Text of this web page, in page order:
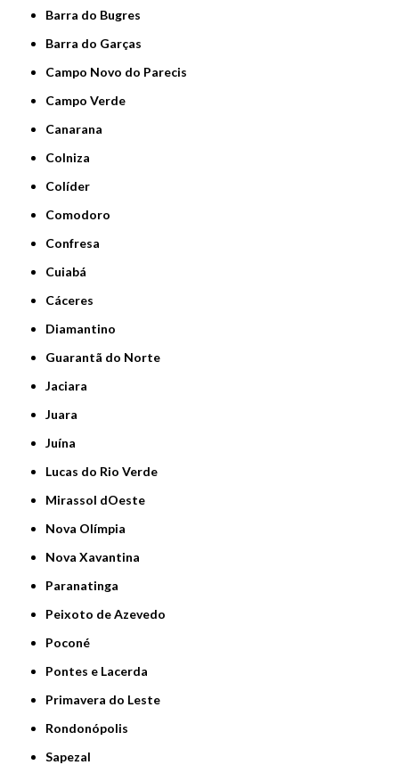
Barra do Bugres
Barra do Garças
Campo Novo do Parecis
Campo Verde
Canarana
Colniza
Colíder
Comodoro
Confresa
Cuiabá
Cáceres
Diamantino
Guarantã do Norte
Jaciara
Juara
Juína
Lucas do Rio Verde
Mirassol dOeste
Nova Olímpia
Nova Xavantina
Paranatinga
Peixoto de Azevedo
Poconé
Pontes e Lacerda
Primavera do Leste
Rondonópolis
Sapezal